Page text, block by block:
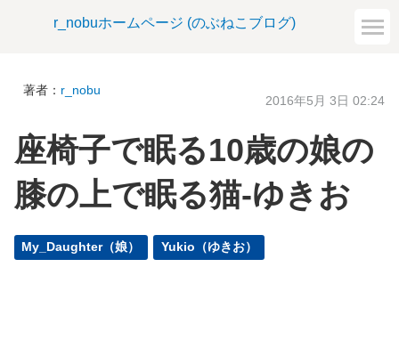
r_nobuホームページ (のぶねこブログ)
著者： r_nobu
2016年5月 3日 02:24
座椅子で眠る10歳の娘の
膝の上で眠る猫-ゆきお
My_Daughter（娘） Yukio（ゆきお）